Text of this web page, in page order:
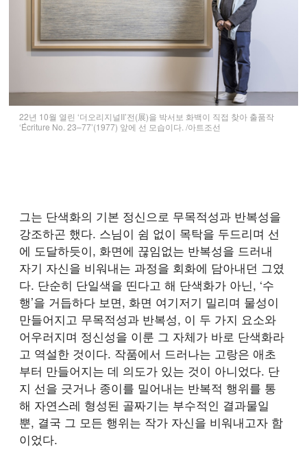
22년 10월 열린 ‘더오리지널II’전(展)을 박서보 화백이 직접 찾아 출품작
‘Écriture No. 23–77’(1977) 앞에 선 모습이다. /아트조선
그는 단색화의 기본 정신으로 무목적성과 반복성을
강조하곤 했다. 스님이 쉼 없이 목탁을 두드리며 선
에 도달하듯이, 화면에 끊임없는 반복성을 드러내
자기 자신을 비워내는 과정을 회화에 담아내던 그였
다. 단순히 단일색을 띤다고 해 단색화가 아닌, ‘수
행’을 거듭하다 보면, 화면 여기저기 밀리며 물성이
만들어지고 무목적성과 반복성, 이 두 가지 요소와
어우러지며 정신성을 이룬 그 자체가 바로 단색화라
고 역설한 것이다. 작품에서 드러나는 고랑은 애초
부터 만들어지는 데 의도가 있는 것이 아니었다. 단
지 선을 긋거나 종이를 밀어내는 반복적 행위를 통
해 자연스레 형성된 골짜기는 부수적인 결과물일
뿐, 결국 그 모든 행위는 작가 자신을 비워내고자 함
이었다.